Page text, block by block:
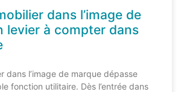
dans l’image de
levier à compter dans
dans l’image de marque dépasse
fonction utilitaire. Dès l’entrée dans